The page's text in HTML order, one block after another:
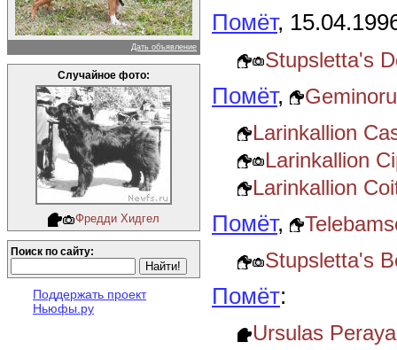
Дать объявление
Случайное фото:
Фредди Хидгел
Поиск по сайту:
Поддержать проект
Ньюфы.ру
Помёт,
Stupsletta's
Помёт,
Larinkallion
Larinkallion
Larinkallion
Помёт,
Stupsletta's
Помёт:
Ursulas Peraya